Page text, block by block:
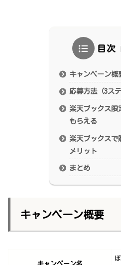
目次
キャンペーン概
応募方法（3ステ
楽天ブックス限
もらえる
楽天ブックスで
メリット
まとめ
キャンペーン概要